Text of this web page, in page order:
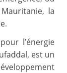
la
l’énergie
est un